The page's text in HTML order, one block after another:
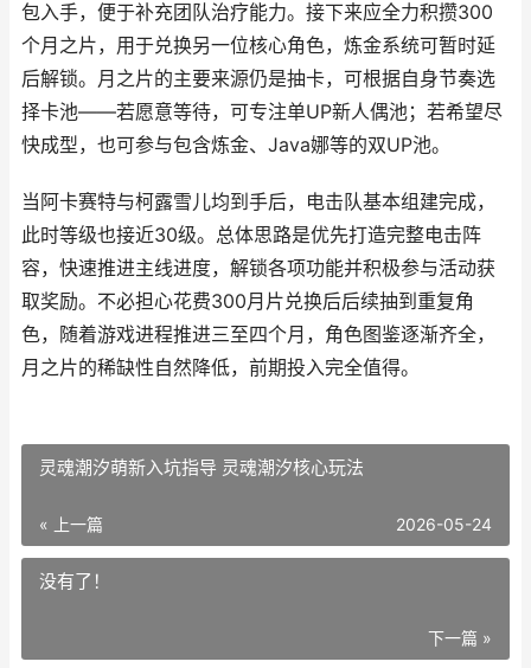
包入手，便于补充团队治疗能力。接下来应全力积攒300
个月之片，用于兑换另一位核心角色，炼金系统可暂时延
后解锁。月之片的主要来源仍是抽卡，可根据自身节奏选
择卡池——若愿意等待，可专注单UP新人偶池；若希望尽
快成型，也可参与包含炼金、Java娜等的双UP池。
当阿卡赛特与柯露雪儿均到手后，电击队基本组建完成，
此时等级也接近30级。总体思路是优先打造完整电击阵
容，快速推进主线进度，解锁各项功能并积极参与活动获
取奖励。不必担心花费300月片兑换后后续抽到重复角
色，随着游戏进程推进三至四个月，角色图鉴逐渐齐全，
月之片的稀缺性自然降低，前期投入完全值得。
灵魂潮汐萌新入坑指导 灵魂潮汐核心玩法
« 上一篇 2026-05-24
没有了！
下一篇 »